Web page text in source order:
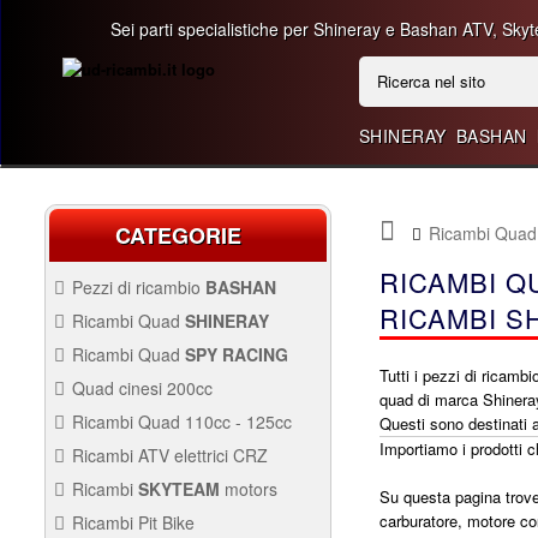
Sei parti specialistiche per Shineray e Bashan ATV,
SHINERAY BASHAN
CATEGORIE
Pezzi di ricambio BASHAN
Ricambi Quad SHINERAY
250CC STIXE ST9E
Ricambi Quad SPY RACING
Quad cinesi 200cc
200CC
Ricambi Quad 110cc - 125cc
125CC
Ricambi ATV elettrici CRZ
CRZ
Ricambi SKYTEAM motors
Ricambi Pit Bike
Ricambi
RICAMBI
RICAMBI
Tutti i pezzi di
quad di marca
Questi sono destinati
Importiamo i prodotti
Su questa pagina
carburatore, motore